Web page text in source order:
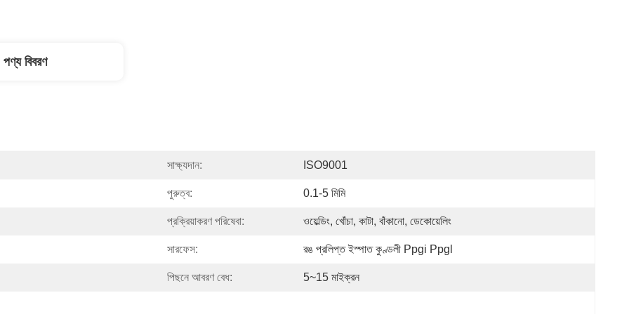
পণ্য বিবরণ
সাক্ষ্যদান: ISO9001
পুরুত্ব: 0.1-5 মিমি
প্রক্রিয়াকরণ পরিষেবা: ওয়েল্ডিং, খোঁচা, কাটা, বাঁকানো, ডেকোয়েলিং
সারফেস: রঙ প্রলিপ্ত ইস্পাত কুণ্ডলী Ppgi Ppgl
পিছনে আবরণ বেধ: 5~15 মাইক্রন